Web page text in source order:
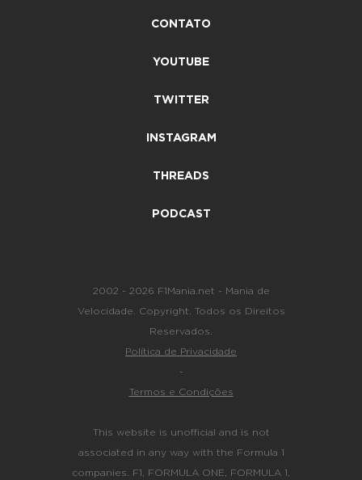
CONTATO
YOUTUBE
TWITTER
INSTAGRAM
THREADS
PODCAST
2002 - 2026 F1Mania.net - Mania de
Velocidade. Copyright. Todos os Direitos
Reservados.
Política de Privacidade
-
Termos e Condições
This website is unofficial and is not
associated in any way with the Formula 1
companies. F1, FORMULA ONE, FORMULA 1,